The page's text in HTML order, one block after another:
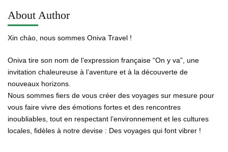
About Author
Xin chào, nous sommes Oniva Travel !
Oniva tire son nom de l’expression française “On y va”, une
invitation chaleureuse à l’aventure et à la découverte de
nouveaux horizons.
Nous sommes fiers de vous créer des voyages sur mesure pour
vous faire vivre des émotions fortes et des rencontres
inoubliables, tout en respectant l’environnement et les cultures
locales, fidèles à notre devise : Des voyages qui font vibrer !